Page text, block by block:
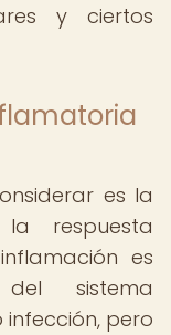
y ciertos
es la
respuesta
es
sistema
pero